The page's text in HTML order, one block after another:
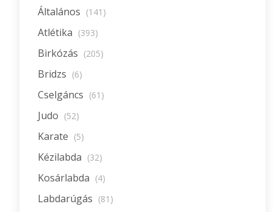
Általános (141)
Atlétika (393)
Birkózás (205)
Bridzs (6)
Cselgáncs (61)
Judo (52)
Karate (5)
Kézilabda (32)
Kosárlabda (4)
Labdarúgás (81)